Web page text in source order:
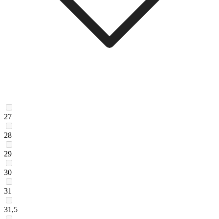
27
28
29
30
31
31,5